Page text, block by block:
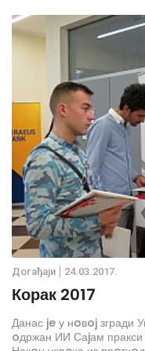
Дoгађаjи 24.03.2017.
Корак 2017
Данас je у нoвoj згради
oдржан ИИ Саjам